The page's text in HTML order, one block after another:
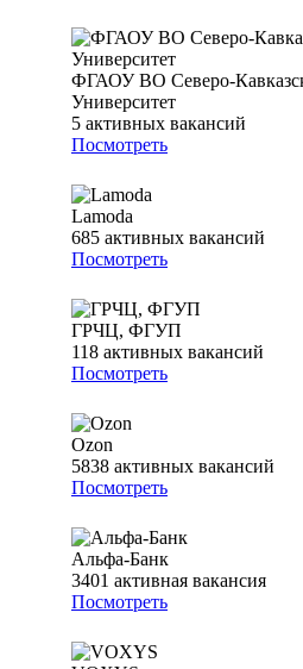
ФГАОУ ВО Северо-
Университет
5 активных вакансий
Посмотреть
Lamoda
685 активных вакансий
Посмотреть
ГРЧЦ, ФГУП
118 активных вакансий
Посмотреть
Ozon
5838 активных вакансий
Посмотреть
Альфа-Банк
3401 активная вакансия
Посмотреть